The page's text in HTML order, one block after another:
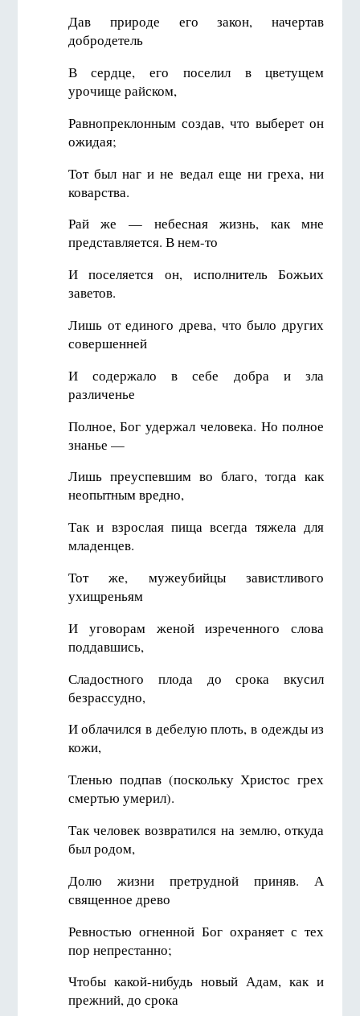
Дав природе его закон, начертав
добродетель
В сердце, его поселил в цветущем
урочище райском,
Равнопреклонным создав, что выберет он
ожидая;
Тот был наг и не ведал еще ни греха, ни
коварства.
Рай же — небесная жизнь, как мне
представляется. В нем-то
И поселяется он, исполнитель Божьих
заветов.
Лишь от единого древа, что было других
совершенней
И содержало в себе добра и зла
различенье
Полное, Бог удержал человека. Но полное
знанье —
Лишь преуспевшим во благо, тогда как
неопытным вредно,
Так и взрослая пища всегда тяжела для
младенцев.
Тот же, мужеубийцы завистливого
ухищреньям
И уговорам женой изреченного слова
поддавшись,
Сладостного плода до срока вкусил
безрассудно,
И облачился в дебелую плоть, в одежды из
кожи,
Тленью подпав (поскольку Христос грех
смертью умерил).
Так человек возвратился на землю, откуда
был родом,
Долю жизни претрудной приняв. А
священное древо
Ревностью огненной Бог охраняет с тех
пор непрестанно;
Чтобы какой-нибудь новый Адам, как и
прежний, до срока